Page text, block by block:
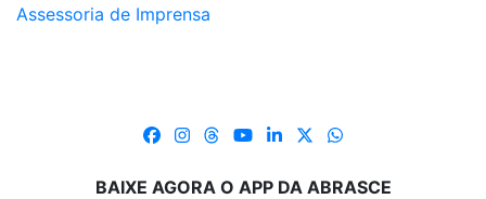
Assessoria de Imprensa
BAIXE AGORA O APP DA ABRASCE